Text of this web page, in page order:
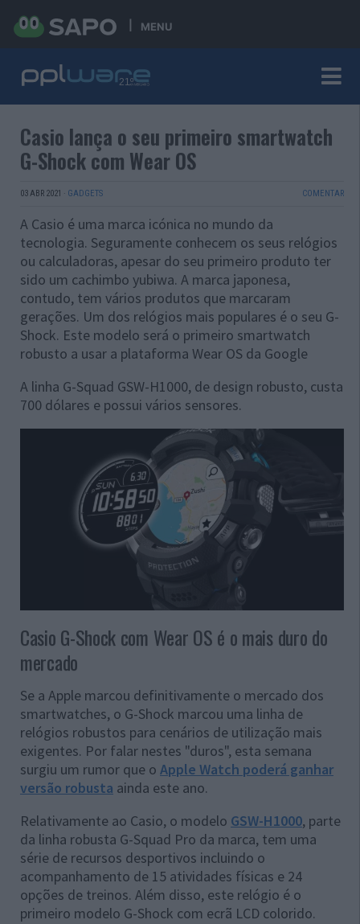
MENU
Casio lança o seu primeiro smartwatch
G-Shock com Wear OS
03 ABR 2021 · GADGETS COMENTAR
A Casio é uma marca icónica no mundo da
tecnologia. Seguramente conhecem os seus relógios
ou calculadoras, apesar do seu primeiro produto ter
sido um cachimbo yubiwa. A marca japonesa,
contudo, tem vários produtos que marcaram
gerações. Um dos relógios mais populares é o seu G-
Shock. Este modelo será o primeiro smartwatch
robusto a usar a plataforma Wear OS da Google
A linha G-Squad GSW-H1000, de design robusto, custa
700 dólares e possui vários sensores.
Casio G-Shock com Wear OS é o mais duro do
mercado
Se a Apple marcou definitivamente o mercado dos
smartwatches, o G-Shock marcou uma linha de
relógios robustos para cenários de utilização mais
exigentes. Por falar nestes "duros", esta semana
surgiu um rumor que o Apple Watch poderá ganhar
versão robusta ainda este ano.
Relativamente ao Casio, o modelo GSW-H1000, parte
da linha robusta G-Squad Pro da marca, tem uma
série de recursos desportivos incluindo o
acompanhamento de 15 atividades físicas e 24
opções de treinos. Além disso, este relógio é o
primeiro modelo G-Shock com ecrã LCD colorido.